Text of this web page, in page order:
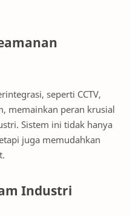
seperti CCTV,
memainkan peran krusial
Sistem ini tidak hanya
juga memudahkan
Industri